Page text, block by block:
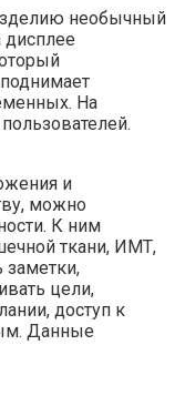
необычный
На
и
можно
К ним
ткани, ИМТ,
заметки,
цели,
доступ к
Данные